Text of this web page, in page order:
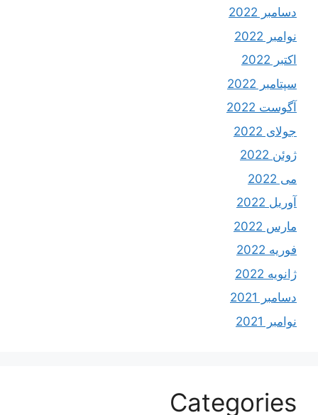
دسامبر 2022
نوامبر 2022
اکتبر 2022
سپتامبر 2022
آگوست 2022
جولای 2022
ژوئن 2022
می 2022
آوریل 2022
مارس 2022
فوریه 2022
ژانویه 2022
دسامبر 2021
نوامبر 2021
Categories